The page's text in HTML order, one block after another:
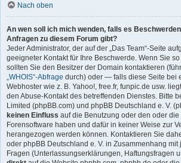
Nach oben
An wen soll ich mich wenden, falls es
Anfragen zu diesem Forum gibt?
Jeder Administrator, der auf der „Das Team“-Seite
geeigneter Kontakt für Ihre Beschwerde. Wenn Sie
sollten Sie den Besitzer der Domain kontaktieren
„WHOIS“-Abfrage durch) oder — falls diese Seite bei
Webhoster wie z. B. Yahoo!, free.fr, funpic.de usw.
den Abuse-Kontakt des betreffenden Dienstes. Bitte
Limited (phpBB.com) und phpBB Deutschland e. V.
keinen Einfluss auf die Benutzung oder den oder
Forensoftware haben und dafür in keiner Weise zur
herangezogen werden können. Kontaktieren Sie
oder phpBB Deutschland e. V. in Zusammenhang
Fragen (Unterlassungserklärungen, Haftungsfragen